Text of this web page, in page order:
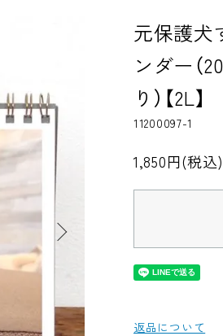
元保護犬
ンダー（
り）【2L】
11200097-1
1,850円(税込)
返品について